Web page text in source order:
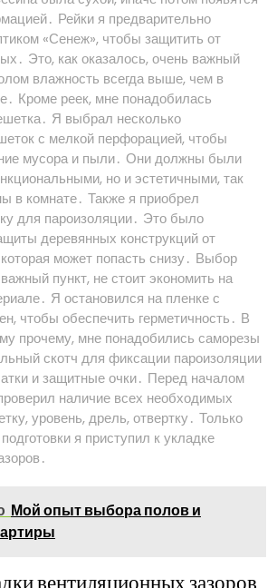
Рейки я предварительно
«Сенеж», чтобы защитить от
Это, как оказалось, очень важный
влажность всегда выше, чем в
Кроме реек, мне понадобилась
Я выбрал несколько
с мелкой перфорацией, чтобы
мусора и пыли․ Они должны были
но и эстетичными, так
в комнате․ Также я приобрел
для пароизоляции․ Это было
деревянных конструкций от
может попасть снизу․ Выбор
пункт, не стоит экономить на
Я остановился на пленке с
чтобы обеспечить герметичность․ В
прочему, мне понадобились саморезы
скотч для фиксации пароизоляции
и защитные очки․ Перед началом
наличие всех необходимых
уровень, дрель, отвертку․ Только
я приступил к укладке
Мой опыт выбора полов и